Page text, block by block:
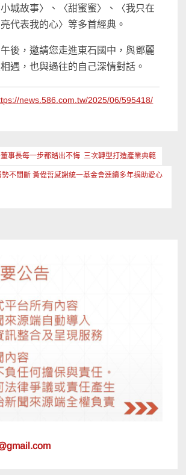
小城故事〉、〈甜蜜蜜〉、〈我只在
代表我的心〉等多首經典。
後，邀請您走進東石國中，與鄧麗
遇，也與過往的自己深情對話。
news.586.com.tw/2025/06/595418/
事長每一步都踏出不悔 三次轉型打造產業典範
不間斷 黃偉哲感謝統一基金會連續多年捐助愛心